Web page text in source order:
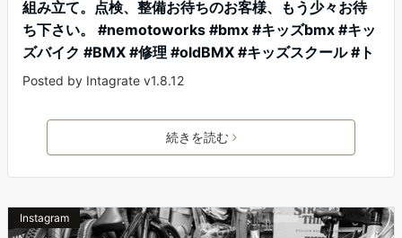
組み立て。点検、整備お待ちのお客様、もう少々お待
ち下さい。 #nemotoworks #bmx #キッズbmx #キッ
ズバイク #BMX #修理 #oldBMX #キッズスクール #ト
Posted by Intagrate v1.8.12
続きを読む
Instagram